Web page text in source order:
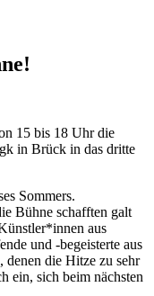
15 bis 18 Uhr die
in Brück in das dritte
Sommers.
Bühne schafften galt
aus
und -begeisterte aus
die Hitze zu sehr
ein, sich beim nächsten